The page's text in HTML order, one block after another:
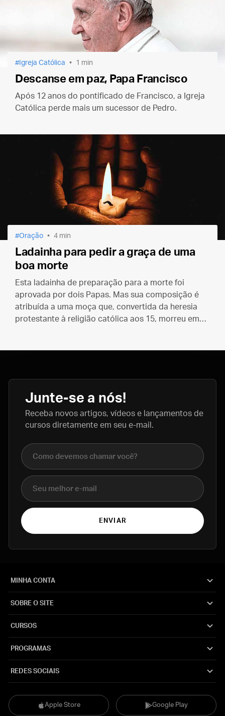
Igreja Católica 1 min
Descanse em paz, Papa Francisco
Após 12 anos do pontificado de Francisco, a Igreja
Católica perde mais um sucessor de Pedro.
Oração 4 min
Ladainha para pedir a graça de uma
boa morte
Esta ladainha de preparação para a morte foi
aprovada por dois Papas. Mas sua composição é
atribuída a uma moça que, convertida da heresia
protestante à religião católica aos 15, morreu em
Junte-se a nós!
Receba novos artigos, vídeos e lançamentos de
cursos diretamente em seu e-mail.
Nome completo
E-mail
ENVIAR
Apple Store Google Play
MINHA CONTA
SOBRE O SITE
CURSOS
PROGRAMAS
REDES SOCIAIS